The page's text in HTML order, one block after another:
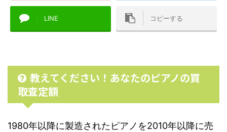
LINE コピーする
教えてください！あなたのピアノの買
取査定額
1980年以降に製造されたピアノを2010年以降に売